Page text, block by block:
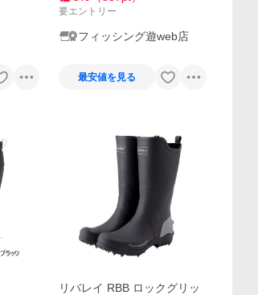
要エントリー
フィッシング遊web店
最安値を見る
リバレイ RBB ロックグリッ